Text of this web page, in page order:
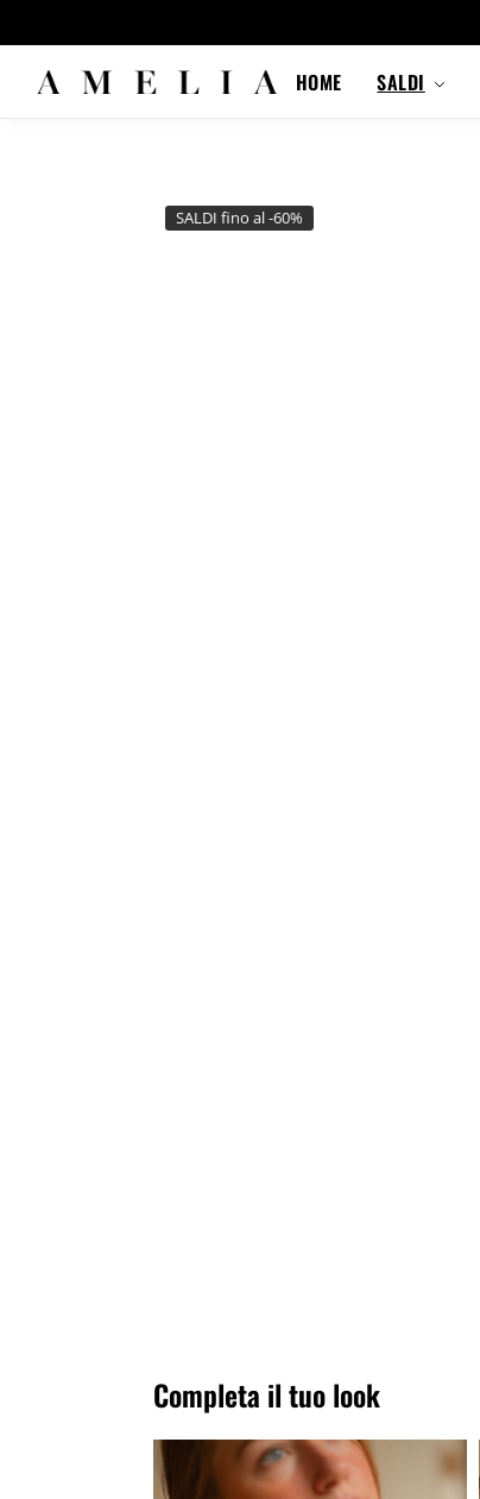
HOME SALDI
SALDI fino al -60%
Completa il tuo look